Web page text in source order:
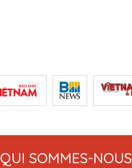
QUI SOMMES-NOUS